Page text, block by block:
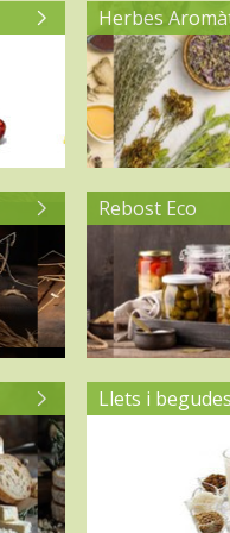
Herbes
Rebost Eco
Llets i